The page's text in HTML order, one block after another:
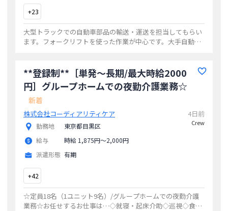
+23
大型トラックでの自動車部品の輸送・運送を担当してもらい
ます。フォークリフトを使った作業が中心です。大手自動車
**登録制**［単発〜長期/最大時給2000
円］グループホームでの夜勤介護業務☆
新着
株式会社コーディアリティケア
勤務地
東京都目黒区
給与
時給 1,875円〜2,000円
派遣形態 有期
4日前
Crew
+42
☆定員18名（1ユニット9名）/グループホームでの夜勤介護
業務☆お任せするお仕事は…◇就寝・起床介助◇巡視◇食事